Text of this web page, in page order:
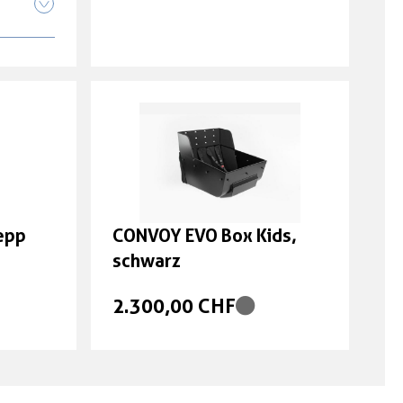
CONVOY EVO Box Kids,
schwarz
2.300,00 CHF